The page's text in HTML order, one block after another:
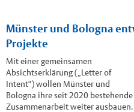
Münster und Bologna
Projekte
Mit einer gemeinsamen
Absichtserklärung („Letter of
Intent“) wollen Münster und
Bologna ihre seit 2020 bestehende
Zusammenarbeit weiter ausbauen.